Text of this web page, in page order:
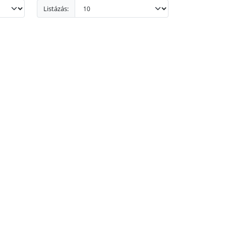
Listázás: